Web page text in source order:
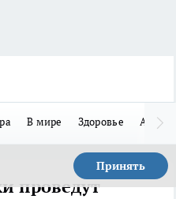
В мире Здоровье Авто
Принять
проведут